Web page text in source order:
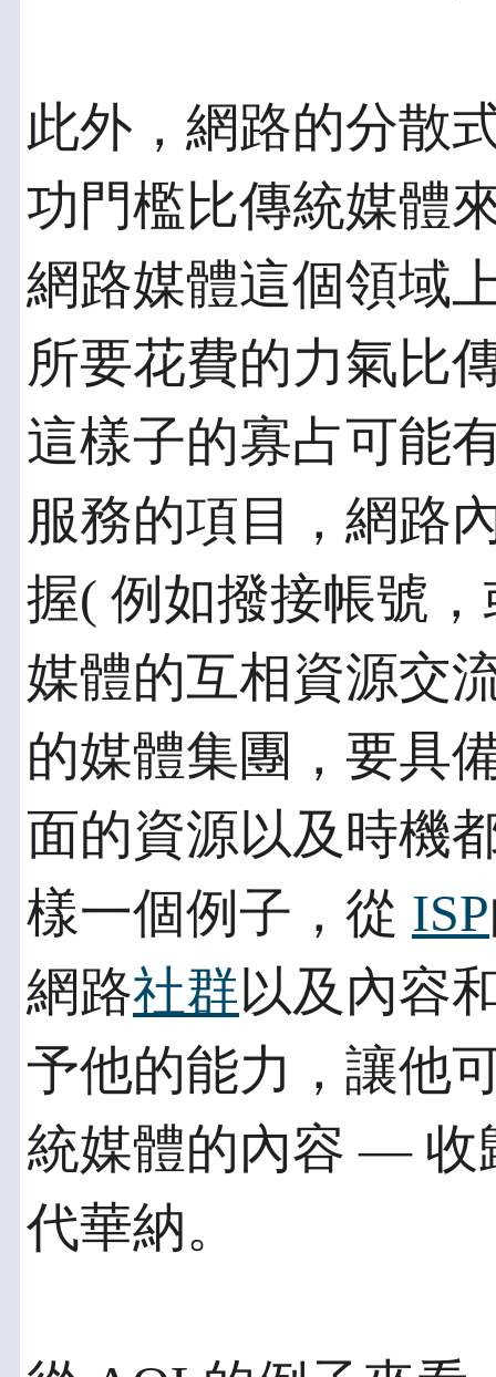
此外，網路的分散
功門檻比傳統媒體
網路媒體這個領域
所要花費的力氣比
這樣子的寡占可能
服務的項目，網路
握( 例如撥接帳號
媒體的互相資源交
的媒體集團，要具
面的資源以及時機
樣一個例子，從 ISP
網路社群以及內容
予他的能力，讓他
統媒體的內容 — 收
代華納。